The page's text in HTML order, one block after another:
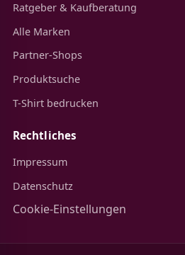
Ratgeber & Kaufberatung
Alle Marken
Partner-Shops
Produktsuche
T-Shirt bedrucken
Rechtliches
Impressum
Datenschutz
Cookie-Einstellungen